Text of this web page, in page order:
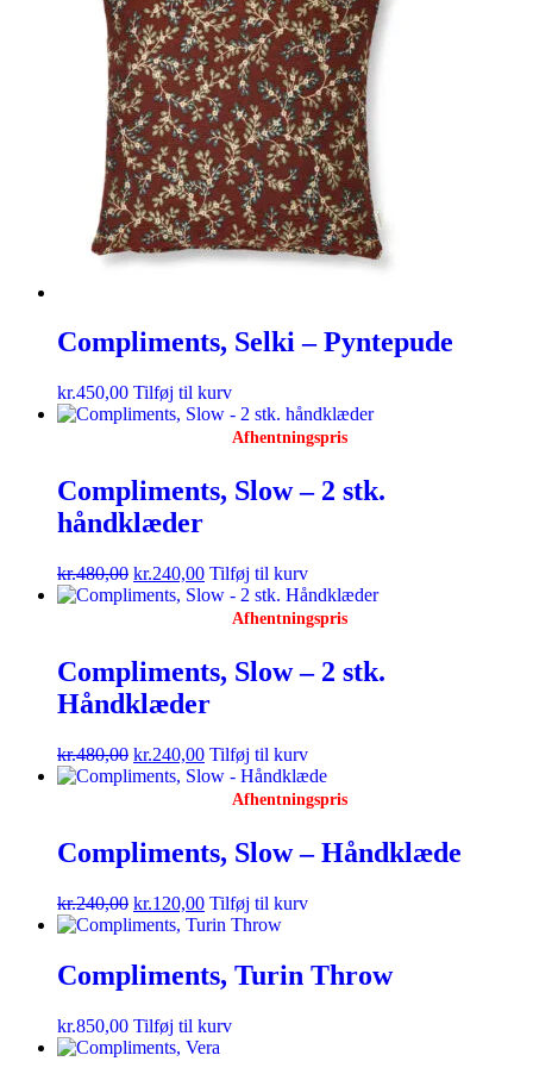
Compliments, Selki – Pyntepude
kr.450,00 Tilføj til kurv
Afhentningspris
Compliments, Slow – 2 stk.
håndklæder
kr.480,00 kr.240,00 Tilføj til kurv
Afhentningspris
Compliments, Slow – 2 stk.
Håndklæder
kr.480,00 kr.240,00 Tilføj til kurv
Afhentningspris
Compliments, Slow – Håndklæde
kr.240,00 kr.120,00 Tilføj til kurv
Compliments, Turin Throw
kr.850,00 Tilføj til kurv